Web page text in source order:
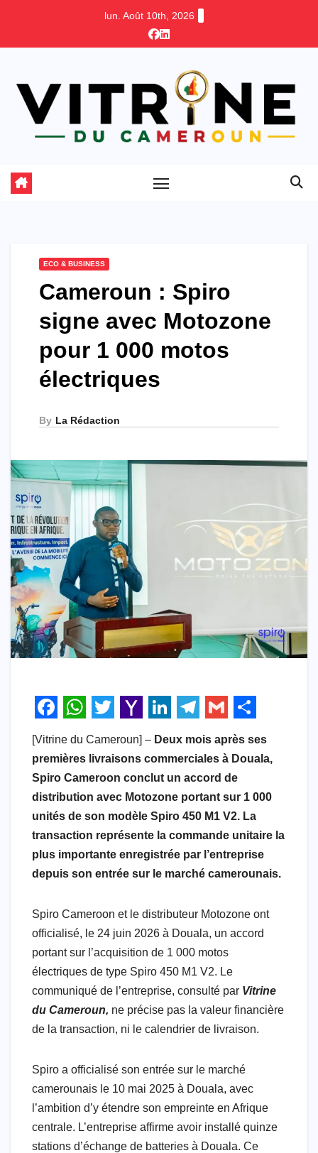
lun. Août 10th, 2026
ECO & BUSINESS
Cameroun : Spiro
signe avec Motozone
pour 1 000 motos
électriques
By La Rédaction
F
a
c
e
b
o
o
W
h
a
t
s
A
p
T
w
i
t
t
e
r
a
h
o
o
M
a
l
L
i
n
k
e
d
I
e
l
e
g
r
a
m
a
i
l
S
h
a
r
e
[Vitrine du Cameroun] – Deux mois après ses
premières livraisons commerciales à Douala,
Spiro Cameroon conclut un accord de
distribution avec Motozone portant sur 1 000
unités de son modèle Spiro 450 M1 V2. La
transaction représente la commande unitaire la
plus importante enregistrée par l’entreprise
depuis son entrée sur le marché camerounais.
Spiro Cameroon et le distributeur Motozone ont
officialisé, le 24 juin 2026 à Douala, un accord
portant sur l’acquisition de 1 000 motos
électriques de type Spiro 450 M1 V2. Le
communiqué de l’entreprise, consulté par Vitrine
du Cameroun, ne précise pas la valeur financière
de la transaction, ni le calendrier de livraison.
Spiro a officialisé son entrée sur le marché
camerounais le 10 mai 2025 à Douala, avec
l’ambition d’y étendre son empreinte en Afrique
centrale. L’entreprise affirme avoir installé quinze
stations d’échange de batteries à Douala. Ce